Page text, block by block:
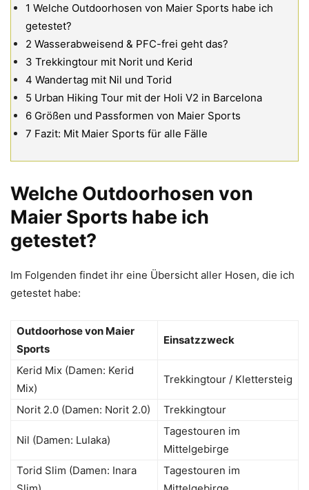
1 Welche Outdoorhosen von Maier Sports habe ich
getestet?
2 Wasserabweisend & PFC-frei geht das?
3 Trekkingtour mit Norit und Kerid
4 Wandertag mit Nil und Torid
5 Urban Hiking Tour mit der Holi V2 in Barcelona
6 Größen und Passformen von Maier Sports
7 Fazit: Mit Maier Sports für alle Fälle
Welche Outdoorhosen von
Maier Sports habe ich
getestet?
Im Folgenden findet ihr eine Übersicht aller Hosen, die ich
getestet habe:
Outdoorhose von Maier
Sports
Einsatzzweck
Kerid Mix (Damen: Kerid
Mix)
Trekkingtour / Klettersteig
Norit 2.0 (Damen: Norit 2.0) Trekkingtour
Nil (Damen: Lulaka)
Tagestouren im
Mittelgebirge
Torid Slim (Damen: Inara
Tagestouren im